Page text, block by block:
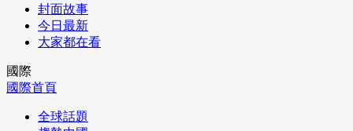
封面故事
今日最新
大家都在看
國際
國際首頁
全球話題